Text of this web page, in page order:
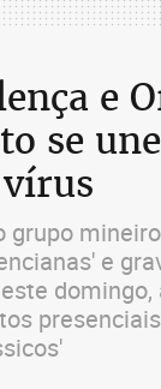
e
se
grupo
e